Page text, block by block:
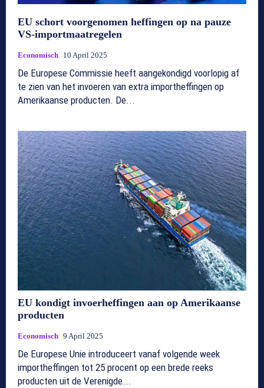
EU schort voorgenomen heffingen op na pauze
VS-importmaatregelen
Economisch 10 April 2025
De Europese Commissie heeft aangekondigd voorlopig af
te zien van het invoeren van extra importheffingen op
Amerikaanse producten. De...
EU kondigt invoerheffingen aan op Amerikaanse
producten
Economisch 9 April 2025
De Europese Unie introduceert vanaf volgende week
importheffingen tot 25 procent op een brede reeks
producten uit de Verenigde...